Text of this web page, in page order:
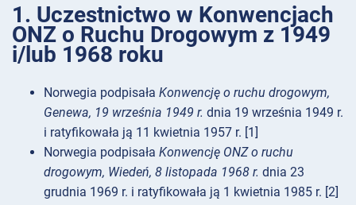
1. Uczestnictwo w Konwencjach
ONZ o Ruchu Drogowym z 1949
i/lub 1968 roku
Norwegia podpisała Konwencję o ruchu drogowym,
Genewa, 19 września 1949 r. dnia 19 września 1949 r.
i ratyfikowała ją 11 kwietnia 1957 r. [1]
Norwegia podpisała Konwencję ONZ o ruchu
drogowym, Wiedeń, 8 listopada 1968 r. dnia 23
grudnia 1969 r. i ratyfikowała ją 1 kwietnia 1985 r. [2]